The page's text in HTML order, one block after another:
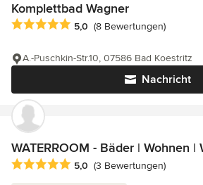
Komplettbad Wagner
Durchschnittliche Bewertung: 5 von 5
5,0 (8 Bewertungen)
Nachricht
A.-Puschkin-Str.10, 07586 Bad Koestritz
WATERROOM - Bäder | Wohnen |
Durchschnittliche Bewertung: 5 von 5
5,0 (3 Bewertungen)